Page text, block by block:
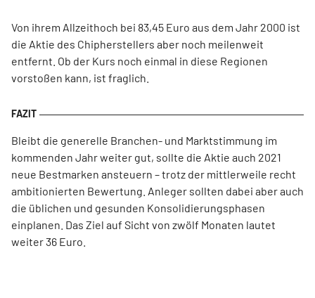
Von ihrem Allzeithoch bei 83,45 Euro aus dem Jahr 2000 ist
die Aktie des Chipherstellers aber noch meilenweit
entfernt. Ob der Kurs noch einmal in diese Regionen
vorstoßen kann, ist fraglich.
Bleibt die generelle Branchen- und Marktstimmung im
kommenden Jahr weiter gut, sollte die Aktie auch 2021
neue Bestmarken ansteuern – trotz der mittlerweile recht
ambitionierten Bewertung. Anleger sollten dabei aber auch
die üblichen und gesunden Konsolidierungsphasen
einplanen. Das Ziel auf Sicht von zwölf Monaten lautet
weiter 36 Euro.